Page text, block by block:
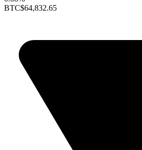
BTC$64,832.65